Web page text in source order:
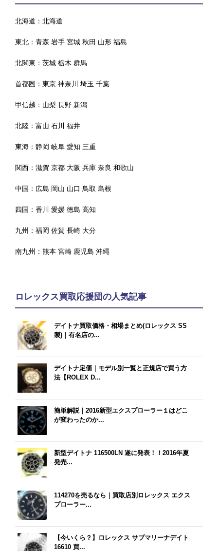
北海道：北海道
東北：青森 岩手 宮城 秋田 山形 福島
北関東：茨城 栃木 群馬
首都圏：東京 神奈川 埼玉 千葉
甲信越： 山梨 長野 新潟
北陸：富山 石川 福井
東海：静岡 岐阜 愛知 三重
関西：滋賀 京都 大阪 兵庫 奈良 和歌山
中国： 広島 岡山 山口 鳥取 島根
四国：香川 愛媛 徳島 高知
九州：福岡 佐賀 長崎 大分
南九州：熊本 宮崎 鹿児島 沖縄
ロレックス買取応援団の人気記事
デイトナ買取価格・相場まとめ(ロレックス SS
製)｜有名店の...
デイトナ定価｜モデル別一覧と正規店で買う方
法【ROLEX D...
簡単解説｜2016新型エクスプローラー１はどこ
が変わったのか...
新型デイトナ 116500LN 遂に発表！！2016年夏
発売...
114270を売るなら｜買取店別ロレックス エクス
プローラー...
【今いくら？】ロレックス サブマリーナデイト
16610 買...